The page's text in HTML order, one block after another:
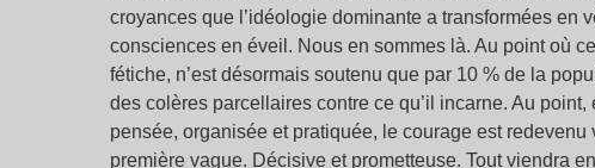
croyances que l’idéologie dominante a transformées en
consciences en éveil. Nous en sommes là. Au point où
fétiche, n’est désormais soutenu que par 10 % de la
des colères parcellaires contre ce qu’il incarne. Au
pensée, organisée et pratiquée, le courage est
première vague. Décisive et prometteuse. Tout viendra